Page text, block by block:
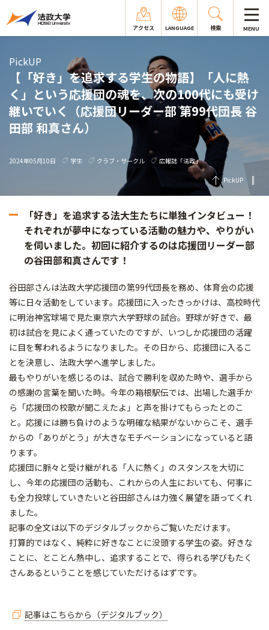
アクセス LANGUAGE 検索 MENU
PickUP
【「好き」を追求する学生の物語】「人に熱
く」という応援団の魂を、次の100代にも受け
継いでいく（応援団リーダー部 第99代団長 谷
田部 和真さん）
2024年05月10日 学生 クラブ・サークル 広報誌「法政」
PickUP
「好き」を追求する法大生たちに単独インタビュー！
それぞれが夢中になっている活動の魅力や、やりがい
を伺いました。初回に紹介するのは応援団リーダー部
の谷田部和真さんです！
谷田部さんは法政大学応援団の第99代団長を務め、体育会の応援
等に日々活動をしています。応援団に入ったきっかけは、高校時代
に明治神宮球場で見た東京六大学野球の試合。野球が好きで、最
初は試合を見によく通っていたのですが、いつしか応援団の活躍
に目を奪われるようになりました。その日から、応援団に入るこ
とを決意し、法政大学へ進学しました。
最もやりがいを感じるのは、試合で勝利を収めた時や、選手から
の感謝の言葉を聞いた時。今年の箱根駅伝では、出場した選手か
ら「応援団の校歌が聞こえたよ」と声を掛けてもらったとのこ
と。応援には勝ち負けのような明確な結果がないからこそ、選手
からの「ありがとう」が大きなモチベーションになっていると語
ります。
応援団に脈々と受け継がれる「人に熱く」のスタンスを大切に
し、今年の応援団の活動も、これからの人生においても、何事に
も全力投球していきたいと谷田部さんは力強く展望を語ってくれ
ました。
記事の全文は以下のデジタルブックからご覧いただけます。
打算的ではなく、純粋に好きなことに没頭する学生の姿。好きな
ことに、とことん熱中し、追求することで、得られる学びもたく
さんあるということを感じていただけるはずです。
記事はこちらから（デジタルブック）